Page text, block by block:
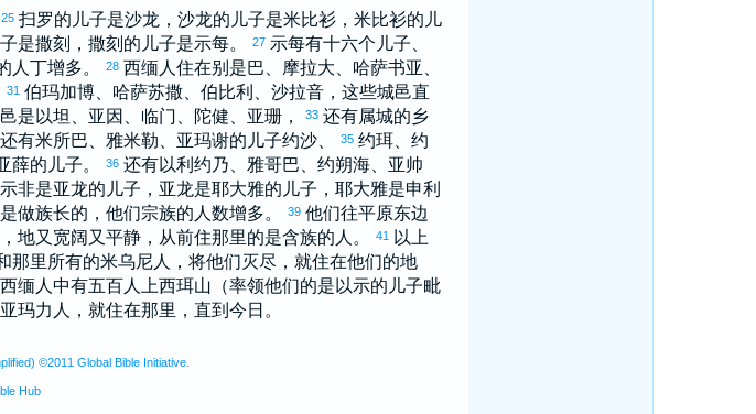
25 扫罗的儿子是沙龙 ， 沙龙的儿子是米比衫， 米比衫的儿
是撒刻 ， 撒刻 的儿子是示每。 27 示每有十六个儿子、
人丁增多。 28 西缅 人住在别是巴 摩拉大 哈萨书亚
31 伯玛加博、 哈萨苏撒、 伯比利 沙拉音，这些城邑直
是 以坦 亚因 临门 陀健 亚珊， 33 还有属城的乡
还有米所巴 雅米勒 亚玛谢的儿子约沙、 35 约珥、 约
薛的儿子。 36 还有以利约乃 雅哥巴 约朔海、 亚帅
示非是亚龙的儿子， 亚龙是耶大雅的儿子， 耶大雅是申利
做族长的，他们宗族的人数增多。 39 他们往平原东边
地又宽阔又平静，从前住那里的是含族的人。 41
以上
那里所有的米乌尼人，将他们灭尽，就住在他们的地
西缅 人中有五百人上西珥山（率领他们的是 以示的儿子毗
亚玛力 人，就住在那里，直到今日。
©2011 Global Bible Initiative.
Hub